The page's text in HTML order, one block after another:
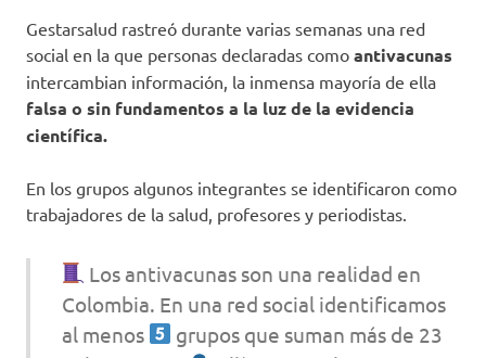
Gestarsalud rastreó durante varias semanas una red
social en la que personas declaradas como antivacunas
intercambian información, la inmensa mayoría de ella
falsa o sin fundamentos a la luz de la evidencia
científica.
En los grupos algunos integrantes se identificaron como
trabajadores de la salud, profesores y periodistas.
Los antivacunas son una realidad en
Colombia. En una red social identificamos
al menos
grupos que suman más de 23